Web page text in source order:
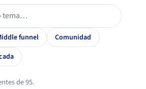
funnel
Comunidad
de 95.